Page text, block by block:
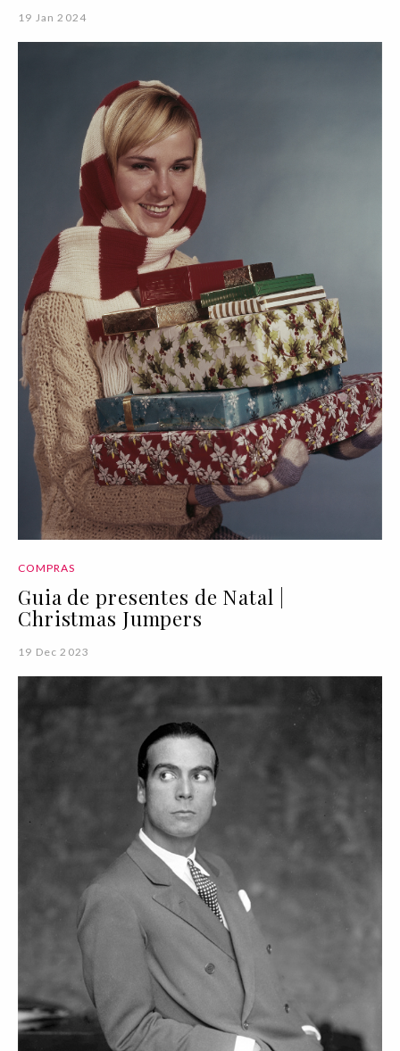
19 Jan 2024
COMPRAS
Guia de presentes de Natal |
Christmas Jumpers
19 Dec 2023